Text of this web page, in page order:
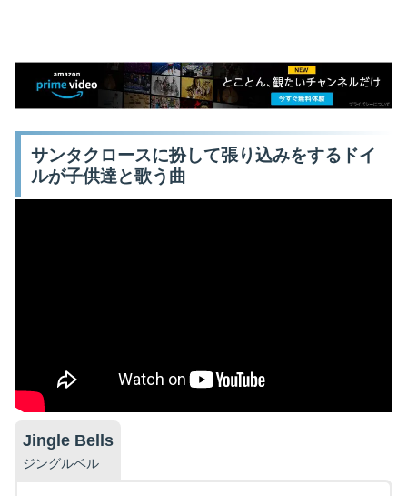
サンタクロースに扮して張り込みをするドイ
ルが子供達と歌う曲
Jingle Bells
ジングルベル